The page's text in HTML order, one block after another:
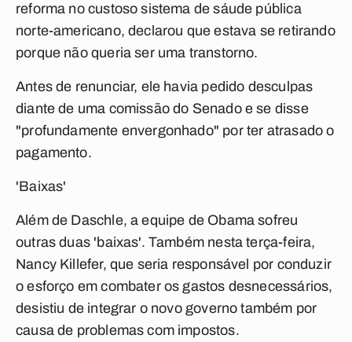
reforma no custoso sistema de sáude pública
norte-americano, declarou que estava se retirando
porque não queria ser uma transtorno.
Antes de renunciar, ele havia pedido desculpas
diante de uma comissão do Senado e se disse
"profundamente envergonhado" por ter atrasado o
pagamento.
'Baixas'
Além de Daschle, a equipe de Obama sofreu
outras duas 'baixas'. Também nesta terça-feira,
Nancy Killefer, que seria responsável por conduzir
o esforço em combater os gastos desnecessários,
desistiu de integrar o novo governo também por
causa de problemas com impostos.